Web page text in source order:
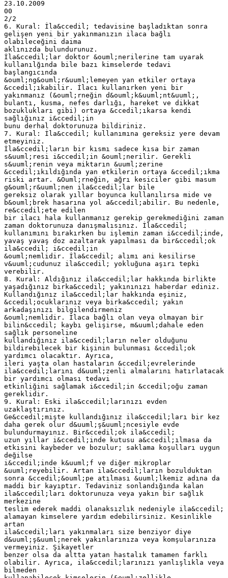
23.10.2009
00
2/2
6. Kural: İla&ccedil; tedavisine başladıktan sonra
gelişen yeni bir yakınmanızın ilaca bağlı
olabileceğini daima
aklınızda bulundurunuz.
İla&ccedil;lar doktor &ouml;nerilerine tam uyarak
kullanılğında bile bazı kimselerde tedavi
başlangıcında
&ouml;ng&ouml;r&uuml;lemeyen yan etkiler ortaya
&ccedil;ıkabilir. İlacı kullanırken yeni bir
yakınmanız (&ouml;rneğin d&ouml;k&uuml;nt&uuml;,
bulantı, kusma, nefes darlığı, hareket ve dikkat
bozuklukları gibi) ortaya &ccedil;ıkarsa kendi
sağlığınız i&ccedil;in
bunu derhal doktorunuza bildiriniz.
7. Kural: İla&ccedil; kullanımına gereksiz yere devam
etmeyiniz.
İla&ccedil;ların bir kısmı sadece kısa bir zaman
s&uuml;resi i&ccedil;in &ouml;nerilir. Gerekli
s&uuml;renin veya miktarın &uuml;zerine
&ccedil;ıkıldığında yan etkilerin ortaya &ccedil;ıkma
riski artar. &Ouml;rneğin, ağrı kesiciler gibi masum
g&ouml;r&uuml;nen ila&ccedil;lar bile
gereksiz olarak yıllar boyunca kullanılırsa mide ve
b&ouml;brek hasarına yol a&ccedil;abilir. Bu nedenle,
re&ccedil;ete edilen
bir ilacı hala kullanmanız gerekip gerekmediğini zaman
zaman doktorunuza danışmalısınız. İla&ccedil;
kullanımını bırakırken bu işlemin zaman i&ccedil;inde,
yavaş yavaş doz azaltarak yapılması da bir&ccedil;ok
ila&ccedil; i&ccedil;in
&ouml;nemlidir. İla&ccedil; alımı ani kesilirse
v&uuml;cudunuz ila&ccedil; yokluğuna aşırı tepki
verebilir.
8. Kural: Aldığınız ila&ccedil;lar hakkında birlikte
yaşadığınız birka&ccedil; yakınınızı haberdar ediniz.
Kullandığınız ila&ccedil;lar hakkında eşiniz,
&ccedil;ocuklarınız veya birka&ccedil; yakın
arkadaşınızı bilgilendirmeniz
&ouml;nemlidir. İlaca bağlı olan veya olmayan bir
bilin&ccedil; kaybı gelişirse, m&uuml;dahale eden
sağlık personeline
kullandığınız ila&ccedil;ların neler olduğunu
bildirebilecek bir kişinin bulunması &ccedil;ok
yardımcı olacaktır. Ayrıca,
ileri yaşta olan hastaların &ccedil;evrelerinde
ila&ccedil;larını d&uuml;zenli almalarını hatırlatacak
bir yardımcı olması tedavi
etkinliğini sağlamak i&ccedil;in &ccedil;oğu zaman
gereklidir.
9. Kural: Eski ila&ccedil;larınızı evden
uzaklaştırınız.
Ge&ccedil;mişte kullandığınız ila&ccedil;ları bir kez
daha gerek olur d&uuml;ş&uuml;ncesiyle evde
bulundurmayınız. Bir&ccedil;ok ila&ccedil;
uzun yıllar i&ccedil;inde kutusu a&ccedil;ılmasa da
etkisini kaybeder ve bozulur; saklama koşulları uygun
değilse
i&ccedil;inde k&uuml;f ve diğer mikroplar
&uuml;reyebilir. Artan ila&ccedil;ların bozulduktan
sonra &ccedil;&ouml;pe atılması &uuml;lkemiz adına da
maddi bir kayıptır. Tedaviniz sonlandığında kalan
ila&ccedil;ları doktorunuza veya yakın bir sağlık
merkezine
teslim ederek maddi olanaksızlık nedeniyle ila&ccedil;
alamayan kimselere yardım edebilirsiniz. Kesinlikle
artan
ila&ccedil;ları yakınmaları size benziyor diye
d&uuml;ş&uuml;nerek yakınlarınıza veya komşularınıza
vermeyiniz. Şikayetler
benzer olsa da altta yatan hastalık tamamen farklı
olabilir. Ayrıca, ila&ccedil;larınızı yanlışlıkla veya
bilmeden